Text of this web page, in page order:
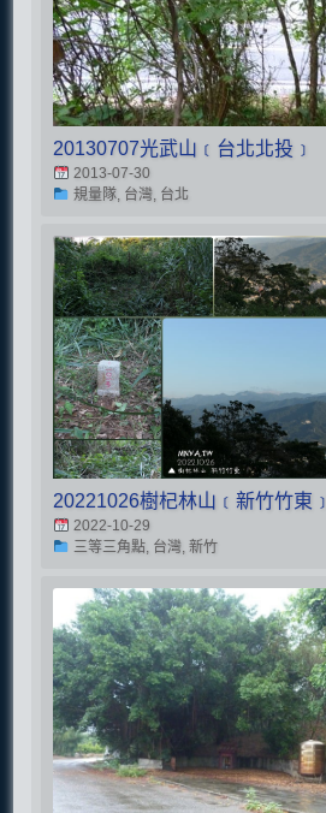
20130707光武山﹝台北北投﹞
2013-07-30
規量隊, 台灣, 台北
20221026樹杞林山﹝新竹竹東﹞
2022-10-29
三等三角點, 台灣, 新竹